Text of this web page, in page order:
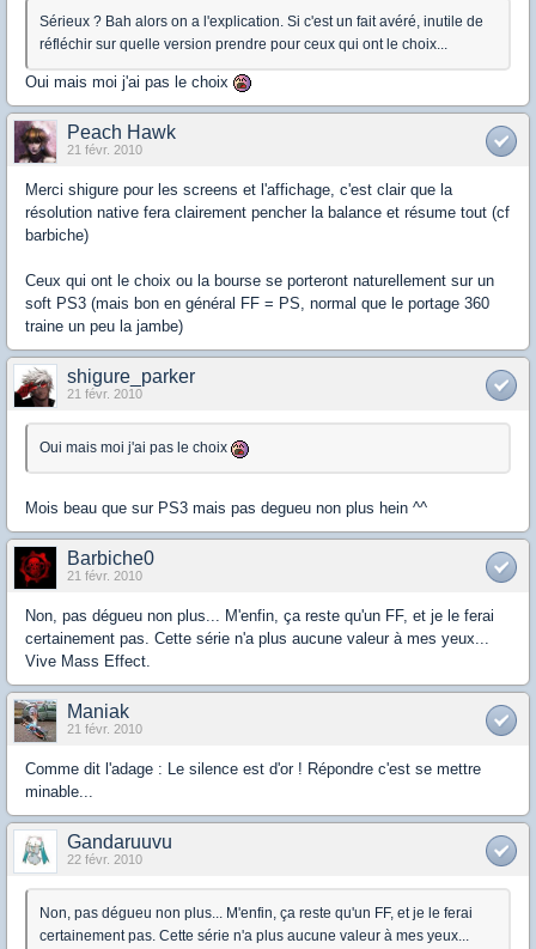
Sérieux ? Bah alors on a l'explication. Si c'est un fait avéré, inutile de
réfléchir sur quelle version prendre pour ceux qui ont le choix...
Oui mais moi j'ai pas le choix
Peach Hawk
21 févr. 2010
Merci shigure pour les screens et l'affichage, c'est clair que la
résolution native fera clairement pencher la balance et résume tout (cf
barbiche)
Ceux qui ont le choix ou la bourse se porteront naturellement sur un
soft PS3 (mais bon en général FF = PS, normal que le portage 360
traine un peu la jambe)
shigure_parker
21 févr. 2010
Oui mais moi j'ai pas le choix
Mois beau que sur PS3 mais pas degueu non plus hein ^^
Barbiche0
21 févr. 2010
Non, pas dégueu non plus... M'enfin, ça reste qu'un FF, et je le ferai
certainement pas. Cette série n'a plus aucune valeur à mes yeux...
Vive Mass Effect.
Maniak
21 févr. 2010
Comme dit l'adage : Le silence est d'or ! Répondre c'est se mettre
minable...
Gandaruuvu
22 févr. 2010
Non, pas dégueu non plus... M'enfin, ça reste qu'un FF, et je le ferai
certainement pas. Cette série n'a plus aucune valeur à mes yeux...